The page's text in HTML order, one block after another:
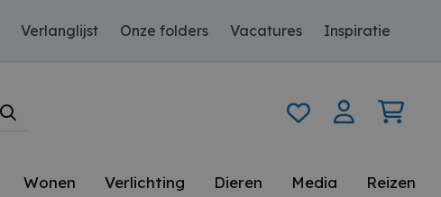
Verlanglijst Onze folders Vacatures Inspiratie
Wonen Verlichting Dieren Media Reizen